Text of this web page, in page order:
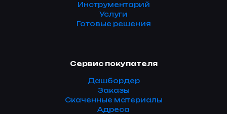
Инструментарий
Услуги
Готовые решения
Сервис покупателя
Дашбордер
Заказы
Скаченные материалы
Адреса